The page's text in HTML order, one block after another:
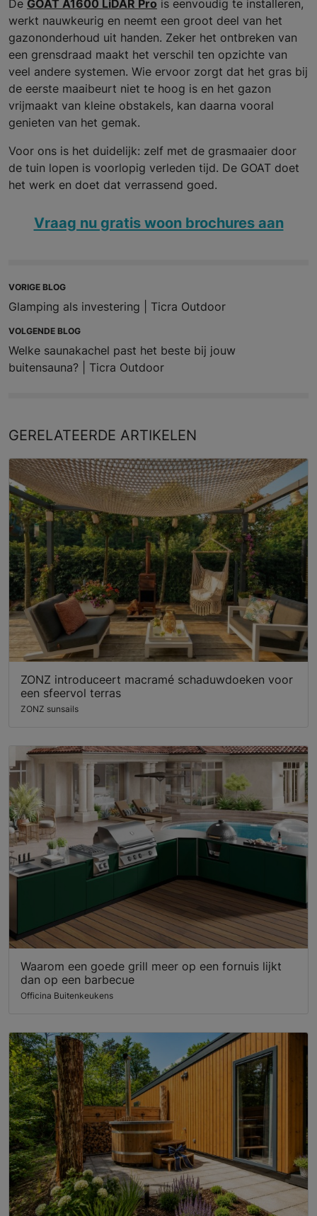
De GOAT A1600 LiDAR Pro is eenvoudig te installeren,
werkt nauwkeurig en neemt een groot deel van het
gazononderhoud uit handen. Zeker het ontbreken van
een grensdraad maakt het verschil ten opzichte van
veel andere systemen. Wie ervoor zorgt dat het gras bij
de eerste maaibeurt niet te hoog is en het gazon
vrijmaakt van kleine obstakels, kan daarna vooral
genieten van het gemak.
Voor ons is het duidelijk: zelf met de grasmaaier door
de tuin lopen is voorlopig verleden tijd. De GOAT doet
het werk en doet dat verrassend goed.
Vraag nu gratis woon brochures aan
VORIGE BLOG
Glamping als investering | Ticra Outdoor
VOLGENDE BLOG
Welke saunakachel past het beste bij jouw
buitensauna? | Ticra Outdoor
GERELATEERDE ARTIKELEN
ZONZ introduceert macramé schaduwdoeken voor
een sfeervol terras
ZONZ sunsails
Waarom een goede grill meer op een fornuis lijkt
dan op een barbecue
Officina Buitenkeukens